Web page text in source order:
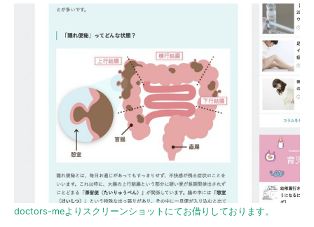
doctors-meよりスクリーンショットにてお借りしております。